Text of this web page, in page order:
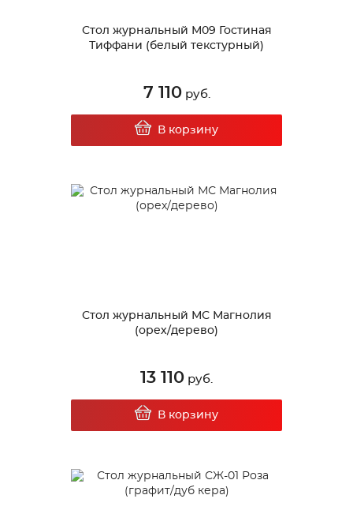
Стол журнальный М09 Гостиная
Тиффани (белый текстурный)
7 110руб.
В корзину
Стол журнальный МС Магнолия
(орех/дерево)
13 110 руб.
В корзину